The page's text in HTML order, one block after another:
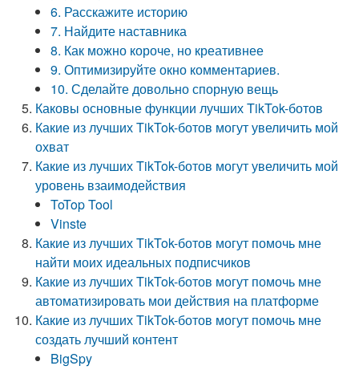
6. Расскажите историю
7. Найдите наставника
8. Как можно короче, но креативнее
9. Оптимизируйте окно комментариев.
10. Сделайте довольно спорную вещь
Каковы основные функции лучших TikTok-ботов
Какие из лучших TikTok-ботов могут увеличить мой
охват
Какие из лучших TikTok-ботов могут увеличить мой
уровень взаимодействия
ToTop Tool
Vinste
Какие из лучших TikTok-ботов могут помочь мне
найти моих идеальных подписчиков
Какие из лучших TikTok-ботов могут помочь мне
автоматизировать мои действия на платформе
Какие из лучших TikTok-ботов могут помочь мне
создать лучший контент
BigSpy